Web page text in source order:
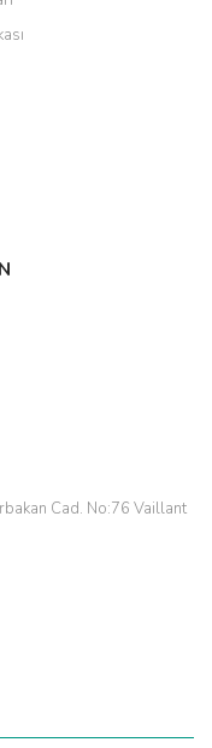
Cad. No:76 Vaillant